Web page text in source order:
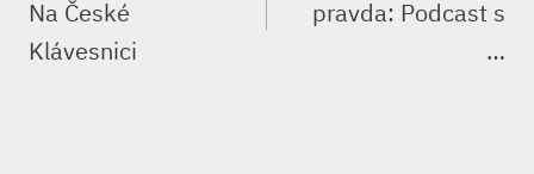
PŘÍSPĚVEK
Na České
Klávesnici
pravda: Podcast s
…